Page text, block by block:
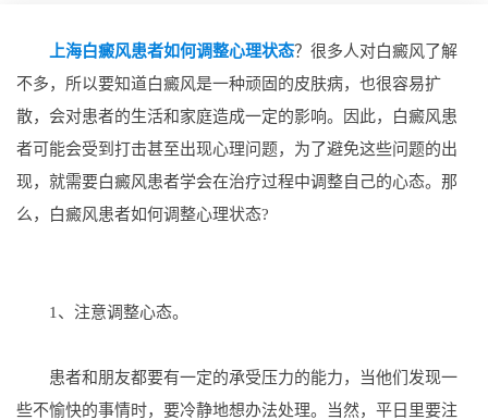
上海白癜风患者如何调整心理状态？很多人对白癜风了解
不多，所以要知道白癜风是一种顽固的皮肤病，也很容易扩
散，会对患者的生活和家庭造成一定的影响。因此，白癜风患
者可能会受到打击甚至出现心理问题，为了避免这些问题的出
现，就需要白癜风患者学会在治疗过程中调整自己的心态。那
么，白癜风患者如何调整心理状态?
1、注意调整心态。
患者和朋友都要有一定的承受压力的能力，当他们发现一
些不愉快的事情时，要冷静地想办法处理。当然，平日里要注